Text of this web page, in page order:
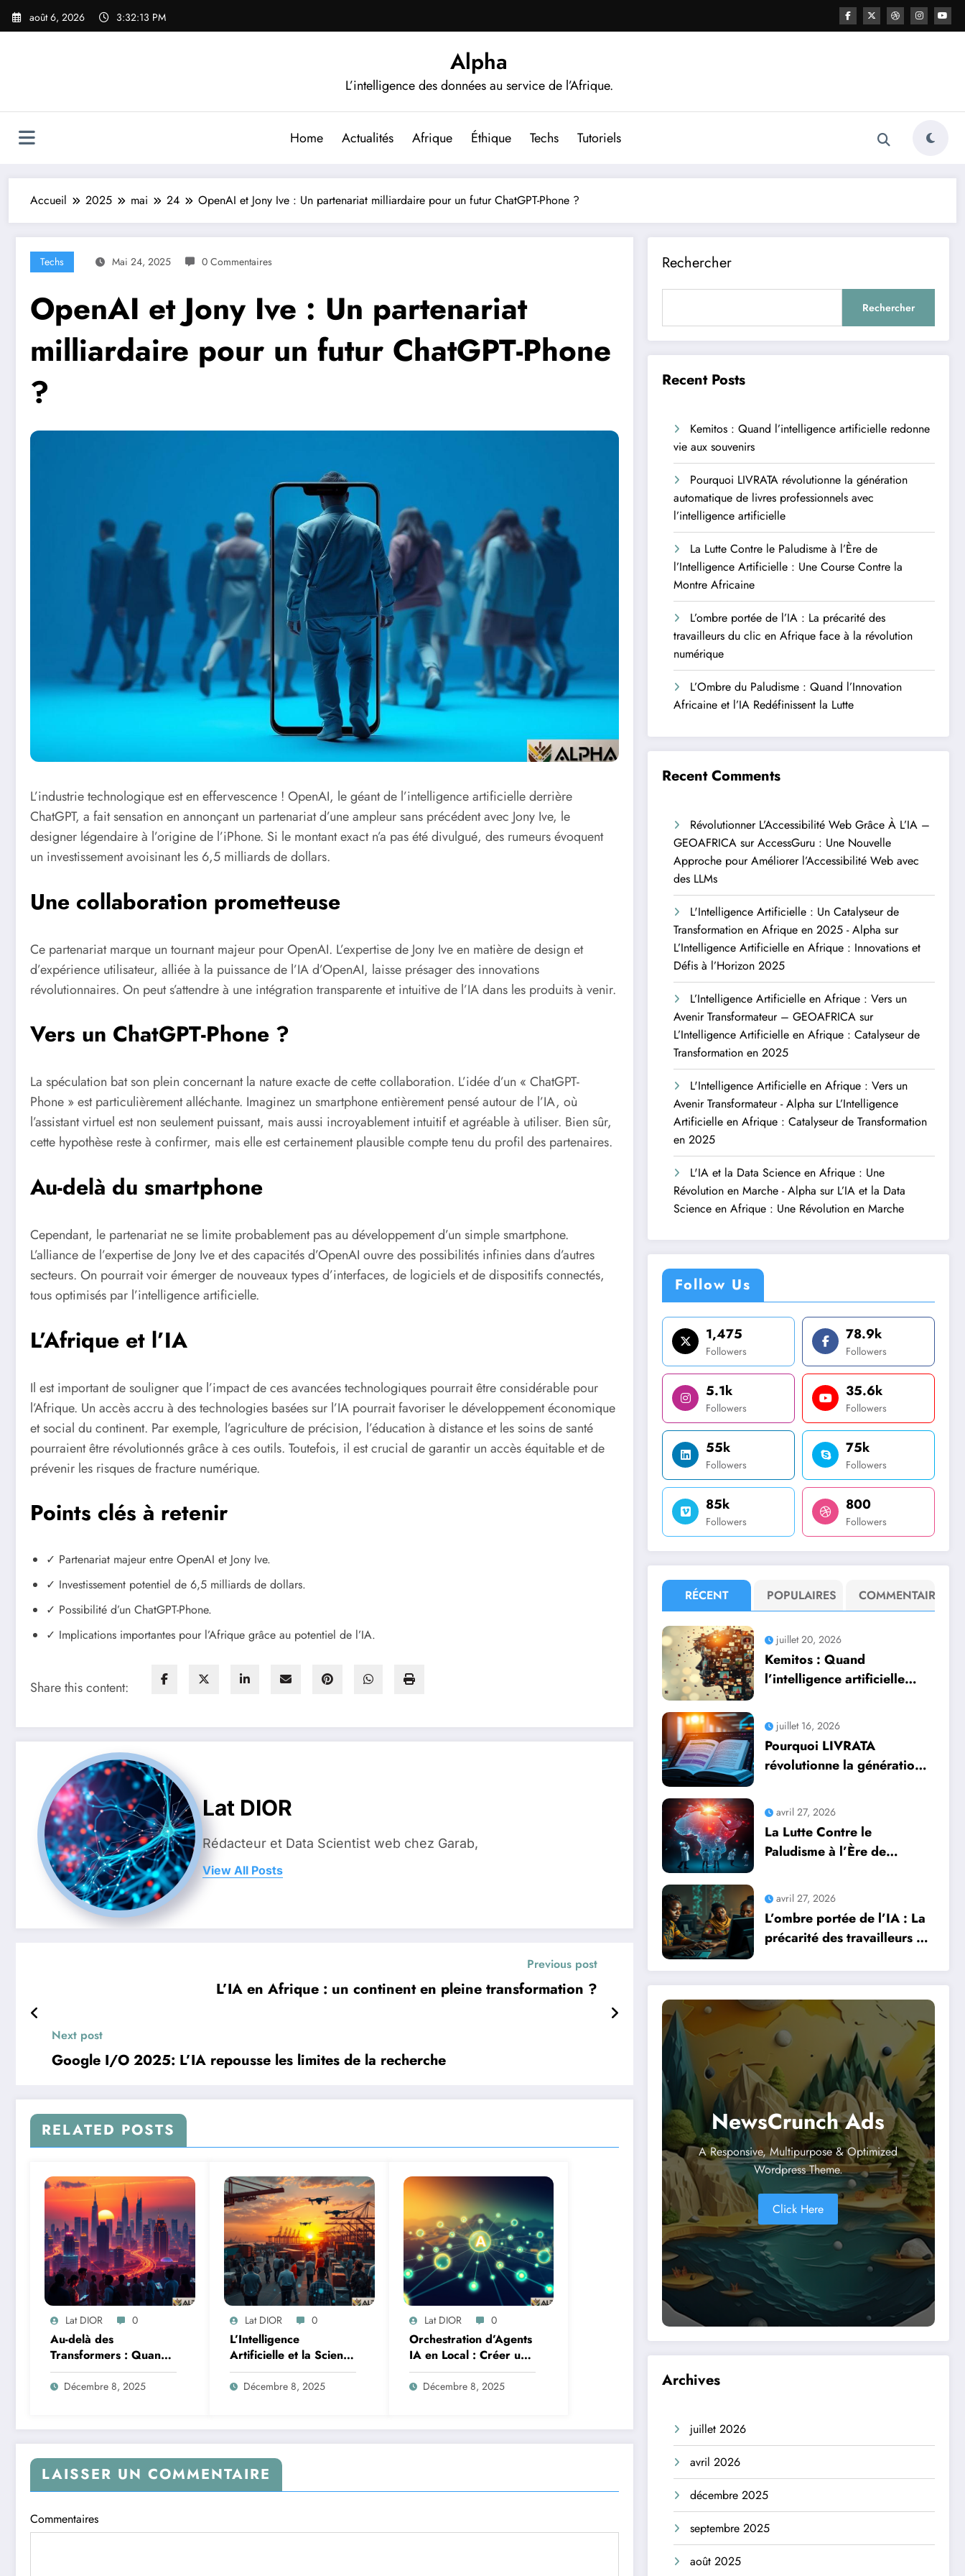
Aller
août 6, 2026 3:32:15 PM
Alpha
L’intelligence des données au service de l’Afrique.
Home Actualités Afrique Éthique Techs Tutoriels
Accueil 2025 mai 24 OpenAI et Jony Ive : Un partenariat milliardaire pour un futur ChatGPT-Phone ?
Techs Mai 24, 2025 0 Commentaires
OpenAI et Jony Ive : Un partenariat
milliardaire pour un futur ChatGPT-Phone
?
L’industrie technologique est en effervescence ! OpenAI, le géant de l’intelligence artificielle derrière
ChatGPT, a fait sensation en annonçant un partenariat d’une ampleur sans précédent avec Jony Ive, le
designer légendaire à l’origine de l’iPhone. Si le montant exact n’a pas été divulgué, des rumeurs évoquent
un investissement avoisinant les 6,5 milliards de dollars.
Une collaboration prometteuse
Ce partenariat marque un tournant majeur pour OpenAI. L’expertise de Jony Ive en matière de design et
d’expérience utilisateur, alliée à la puissance de l’IA d’OpenAI, laisse présager des innovations
révolutionnaires. On peut s’attendre à une intégration transparente et intuitive de l’IA dans les produits à venir.
Vers un ChatGPT-Phone ?
La spéculation bat son plein concernant la nature exacte de cette collaboration. L’idée d’un « ChatGPT-
Phone » est particulièrement alléchante. Imaginez un smartphone entièrement pensé autour de l’IA, où
l’assistant virtuel est non seulement puissant, mais aussi incroyablement intuitif et agréable à utiliser. Bien sûr,
cette hypothèse reste à confirmer, mais elle est certainement plausible compte tenu du profil des partenaires.
Au-delà du smartphone
Cependant, le partenariat ne se limite probablement pas au développement d’un simple smartphone.
L’alliance de l’expertise de Jony Ive et des capacités d’OpenAI ouvre des possibilités infinies dans d’autres
secteurs. On pourrait voir émerger de nouveaux types d’interfaces, de logiciels et de dispositifs connectés,
tous optimisés par l’intelligence artificielle.
L’Afrique et l’IA
Il est important de souligner que l’impact de ces avancées technologiques pourrait être considérable pour
l’Afrique. Un accès accru à des technologies basées sur l’IA pourrait favoriser le développement économique
et social du continent. Par exemple, l’agriculture de précision, l’éducation à distance et les soins de santé
pourraient être révolutionnés grâce à ces outils. Toutefois, il est crucial de garantir un accès équitable et de
prévenir les risques de fracture numérique.
Points clés à retenir
✓ Partenariat majeur entre OpenAI et Jony Ive.
✓ Investissement potentiel de 6,5 milliards de dollars.
✓ Possibilité d’un ChatGPT-Phone.
✓ Implications importantes pour l’Afrique grâce au potentiel de l’IA.
Share this content:
Lat DIOR
Rédacteur et Data Scientist web chez Garab,
View All Posts
Previous post
L’IA en Afrique : un continent en pleine transformation ?
Next post
Google I/O 2025: L’IA repousse les limites de la recherche
RELATED POSTS
Lat DIOR 0
Au-delà des
Transformers : Quand
les Mélanges d’Experts
Redéfinissent
Décembre 8, 2025
Lat DIOR 0
L’Intelligence
Artificielle et la Science
des Données : Moteurs
de la Transformation
Afrique
Décembre 8, 2025
Lat DIOR 0
Orchestration d’Agents
IA en Local : Créer un
Système Multi-Agent
Autonome avec
Décembre 8, 2025
LAISSER UN COMMENTAIRE
Commentaires
Rechercher
Rechercher
Recent Posts
Kemitos : Quand l’intelligence artificielle redonne
vie aux souvenirs
Pourquoi LIVRATA révolutionne la génération
automatique de livres professionnels avec
l’intelligence artificielle
La Lutte Contre le Paludisme à l’Ère de
l’Intelligence Artificielle : Une Course Contre la
Montre Africaine
L’ombre portée de l’IA : La précarité des
travailleurs du clic en Afrique face à la révolution
numérique
L’Ombre du Paludisme : Quand l’Innovation
Africaine et l’IA Redéfinissent la Lutte
Recent Comments
Révolutionner L’Accessibilité Web Grâce À L’IA –
GEOAFRICA surAccessGuru : Une Nouvelle
Approche pour Améliorer l’Accessibilité Web avec
des LLMs
L'Intelligence Artificielle : Un Catalyseur de
Transformation en Afrique en 2025 - Alpha sur
L’Intelligence Artificielle en Afrique : Innovations et
Défis à l’Horizon 2025
L’Intelligence Artificielle en Afrique : Vers un
Avenir Transformateur – GEOAFRICA sur
L’Intelligence Artificielle en Afrique : Catalyseur de
Transformation en 2025
L'Intelligence Artificielle en Afrique : Vers un
Avenir Transformateur - Alpha sur L’Intelligence
Artificielle en Afrique : Catalyseur de Transformation
en 2025
L'IA et la Data Science en Afrique : Une
Révolution en Marche - Alpha sur L’IA et la Data
Science en Afrique : Une Révolution en Marche
Follow Us
1,475
Followers
78.9k
Followers
5.1k
Followers
35.6k
Followers
55k
Followers
75k
Followers
85k
Followers
800
Followers
RÉCENT POPULAIRES COMMENTAIRE
juillet 20, 2026
Kemitos : Quand
l’intelligence artificielle
juillet 16, 2026
Pourquoi LIVRATA
révolutionne la génération
professionnels avec
l’intelligence artificielle
avril 27, 2026
La Lutte Contre le
Paludisme à l’Ère de
Une Course Contre la
Montre Africaine
avril 27, 2026
L’ombre portée de l’IA : La
précarité des travailleurs du
révolution numérique
NewsCrunch Ads
A Responsive, Multipurpose & Optimized
Wordpress Theme.
Click Here
Archives
juillet 2026
avril 2026
décembre 2025
septembre 2025
août 2025